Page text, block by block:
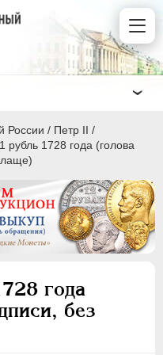
России / Петр II /
рубль 1728 года (голова
года
без